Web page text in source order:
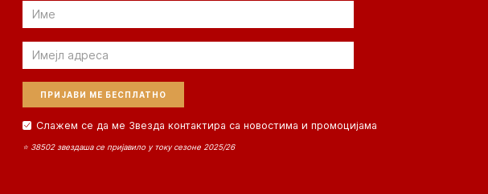
Email
Email
Слажем се да ме Звезда контактира са новостима и промоцијама
⭐ 38502 звездаша се пријавило у току сезоне 2025/26